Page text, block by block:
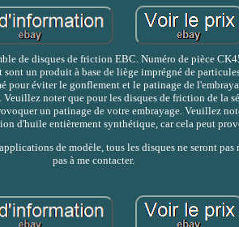
de disques de friction EBC. Numéro de pièce
un produit à base de liège imprégné de
pour éviter le gonflement et le patinage de
noter que pour les disques de friction de la
un patinage de votre embrayage. Veuillez
d'huile entièrement synthétique, car cela peut
de modèle, tous les disques ne seront pas
pas à me contacter.